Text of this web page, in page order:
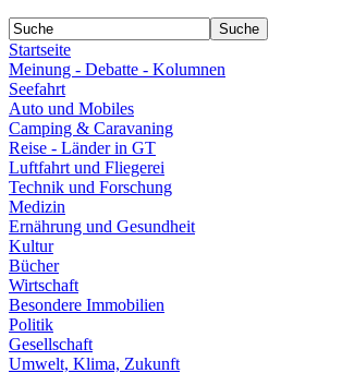
Startseite
Meinung - Debatte - Kolumnen
Seefahrt
Auto und Mobiles
Camping & Caravaning
Reise - Länder in GT
Luftfahrt und Fliegerei
Technik und Forschung
Medizin
Ernährung und Gesundheit
Kultur
Bücher
Wirtschaft
Besondere Immobilien
Politik
Gesellschaft
Umwelt, Klima, Zukunft